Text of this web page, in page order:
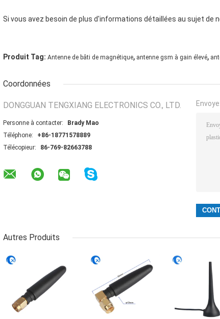
Si vous avez besoin de plus d'informations détaillées au sujet de
Produit Tag: Antenne de bâti de magnétique, antenne gsm à gain élevé,
Coordonnées
DONGGUAN TENGXIANG ELECTRONICS CO., LTD.
Personne à contacter:
Brady Mao
Téléphone:
+86-18771578889
Télécopieur:
86-769-82663788
Autres Produits